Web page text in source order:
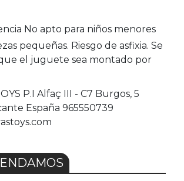
No apto para niños menores
pequeñas. Riesgo de asfixia. Se
el juguete sea montado por
P.I Alfaç III - C7 Burgos, 5
España 965550739